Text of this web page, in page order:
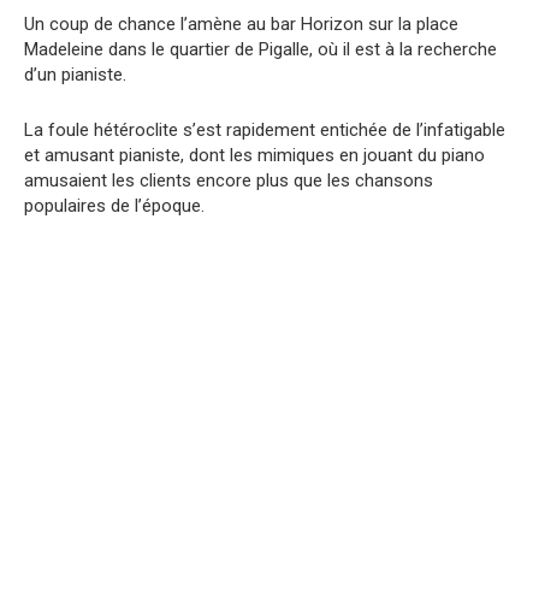
Un coup de chance l’amène au bar Horizon sur la place
Madeleine dans le quartier de Pigalle, où il est à la recherche
d’un pianiste.
La foule hétéroclite s’est rapidement entichée de l’infatigable
et amusant pianiste, dont les mimiques en jouant du piano
amusaient les clients encore plus que les chansons
populaires de l’époque.